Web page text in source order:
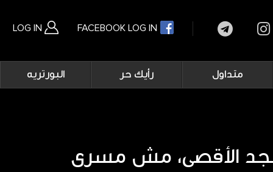
LOG IN FACEBOOK LOG IN
Main
navigation
متداول رأيك حر البورتريه
الأقصى، مش مسرى